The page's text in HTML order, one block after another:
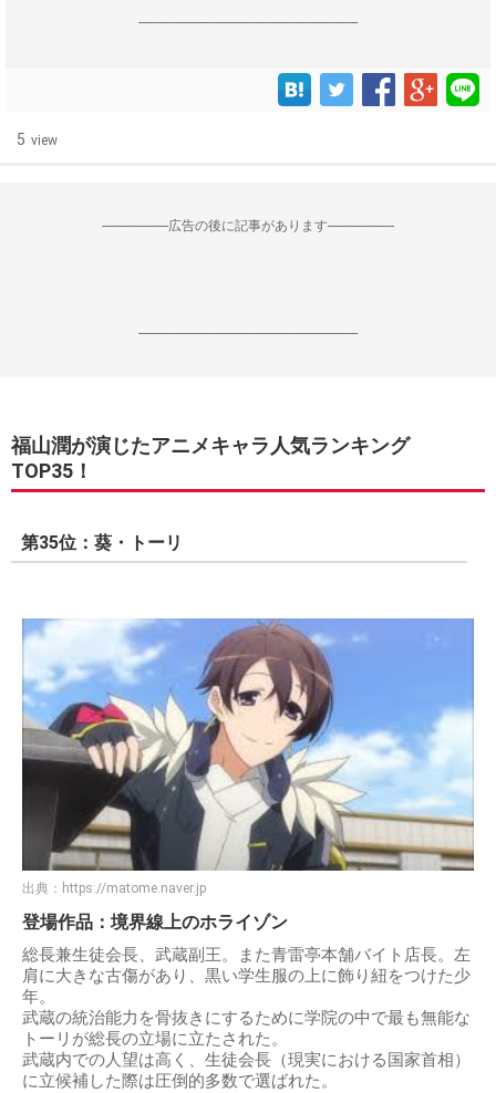
------------------------------------------------------------------
5 view
--------------------広告の後に記事があります--------------------
------------------------------------------------------------------
福山潤が演じたアニメキャラ人気ランキング
TOP35！
第35位：葵・トーリ
出典： https://matome.naver.jp
登場作品：境界線上のホライゾン
総長兼生徒会長、武蔵副王。また青雷亭本舗バイト店長。左
肩に大きな古傷があり、黒い学生服の上に飾り紐をつけた少
年。
武蔵の統治能力を骨抜きにするために学院の中で最も無能な
トーリが総長の立場に立たされた。
武蔵内での人望は高く、生徒会長（現実における国家首相）
に立候補した際は圧倒的多数で選ばれた。